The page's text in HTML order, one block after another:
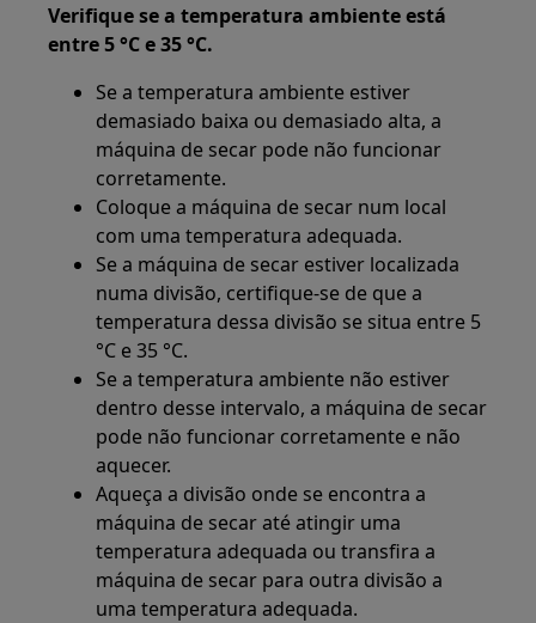
Verifique se a temperatura ambiente está
entre 5 °C e 35 °C.
Se a temperatura ambiente estiver
demasiado baixa ou demasiado alta, a
máquina de secar pode não funcionar
corretamente.
Coloque a máquina de secar num local
com uma temperatura adequada.
Se a máquina de secar estiver localizada
numa divisão, certifique-se de que a
temperatura dessa divisão se situa entre 5
°C e 35 °C.
Se a temperatura ambiente não estiver
dentro desse intervalo, a máquina de secar
pode não funcionar corretamente e não
aquecer.
Aqueça a divisão onde se encontra a
máquina de secar até atingir uma
temperatura adequada ou transfira a
máquina de secar para outra divisão a
uma temperatura adequada.